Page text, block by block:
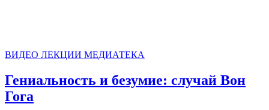
ВИДЕО ЛЕКЦИИ МЕДИАТЕКА
Гениальность и безумие: случай Вон
Гога